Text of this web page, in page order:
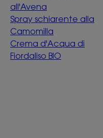
all'Avena
Spray schiarente alla
Camomilla
Crema d'Acqua di
Fiordaliso BIO